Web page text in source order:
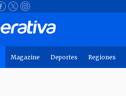
Magazine Deportes Regiones